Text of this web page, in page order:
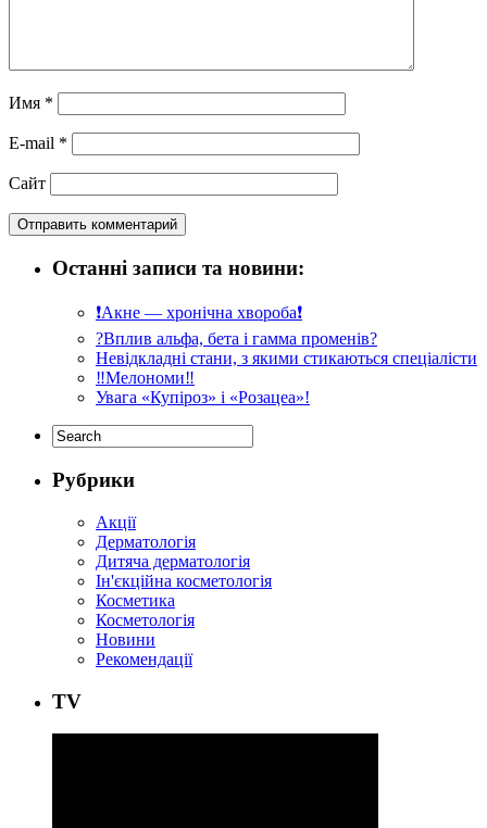
Имя *
E-mail *
Сайт
Останні записи та новини:
❗️Акне — хронічна хвороба❗️
?Вплив альфа, бета і гамма променів?
Невідкладні стани, з якими стикаються спеціалісти
‼️Мелономи‼️
Увага «Купіроз» і «Розацеа»!
Рубрики
Акції
Дерматологія
Дитяча дерматологія
Ін'єкційна косметологія
Косметика
Косметологія
Новини
Рекомендації
ТV